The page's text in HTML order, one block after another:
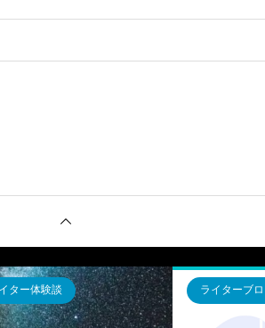
ライターブログ ライタ